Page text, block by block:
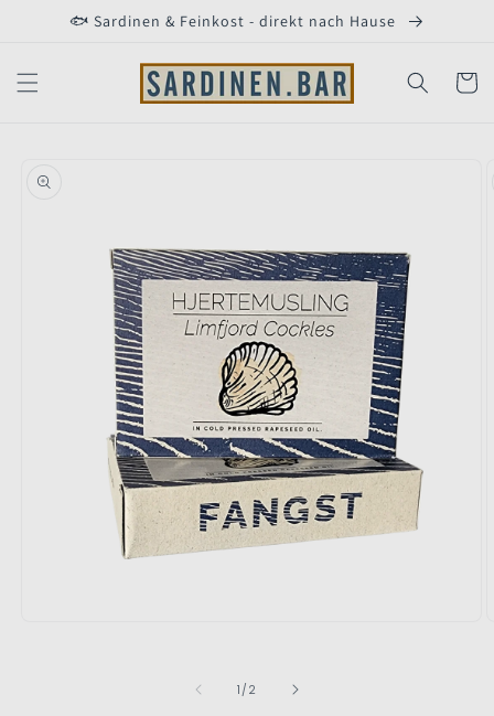
zum🐟 Sardinen & Feinkost - direkt nach Hause
1 /von
2